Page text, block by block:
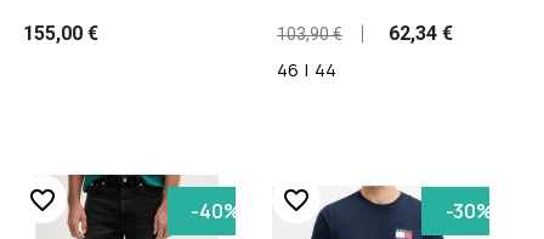
155,00 € 103,90 €
62,34 €
46 | 44
-40%
favorite_border -30%
favorite_border